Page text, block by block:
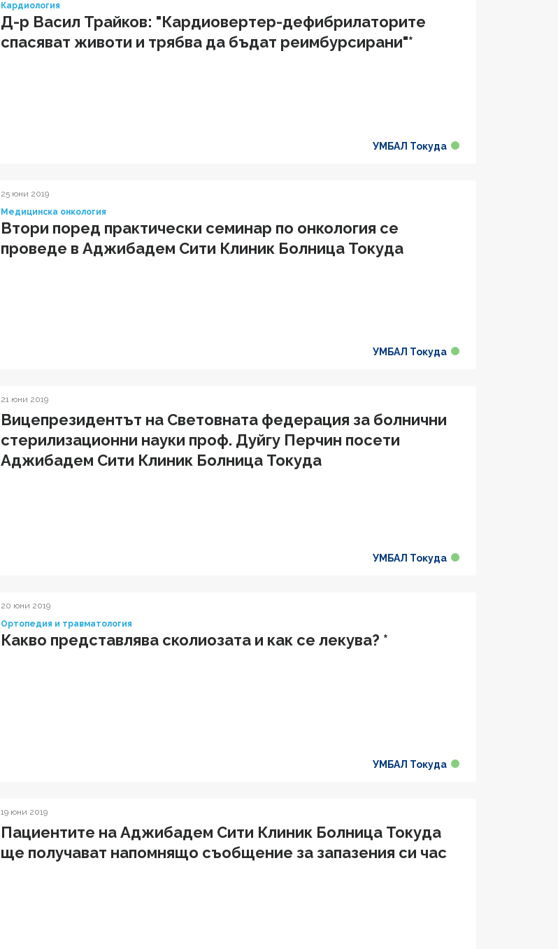
Кардиология
Д-р Васил Трайков: "Кардиовертер-дефибрилаторите
спасяват животи и трябва да бъдат реимбурсирани"*
УМБАЛ Токуда
25 юни 2019
Медицинска онкология
Втори поред практически семинар по онкология се
проведе в Аджибадем Сити Клиник Болница Токуда
УМБАЛ Токуда
21 юни 2019
Вицепрезидентът на Световната федерация за болнични
стерилизационни науки проф. Дуйгу Перчин посети
Аджибадем Сити Клиник Болница Токуда
УМБАЛ Токуда
20 юни 2019
Ортопедия и травматология
Какво представлява сколиозата и как се лекува? *
УМБАЛ Токуда
19 юни 2019
Пациентите на Аджибадем Сити Клиник Болница Токуда
ще получават напомнящо съобщение за запазения си час